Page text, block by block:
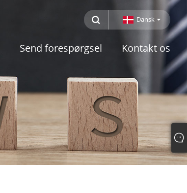
Dansk
Send forespørgsel Kontakt os